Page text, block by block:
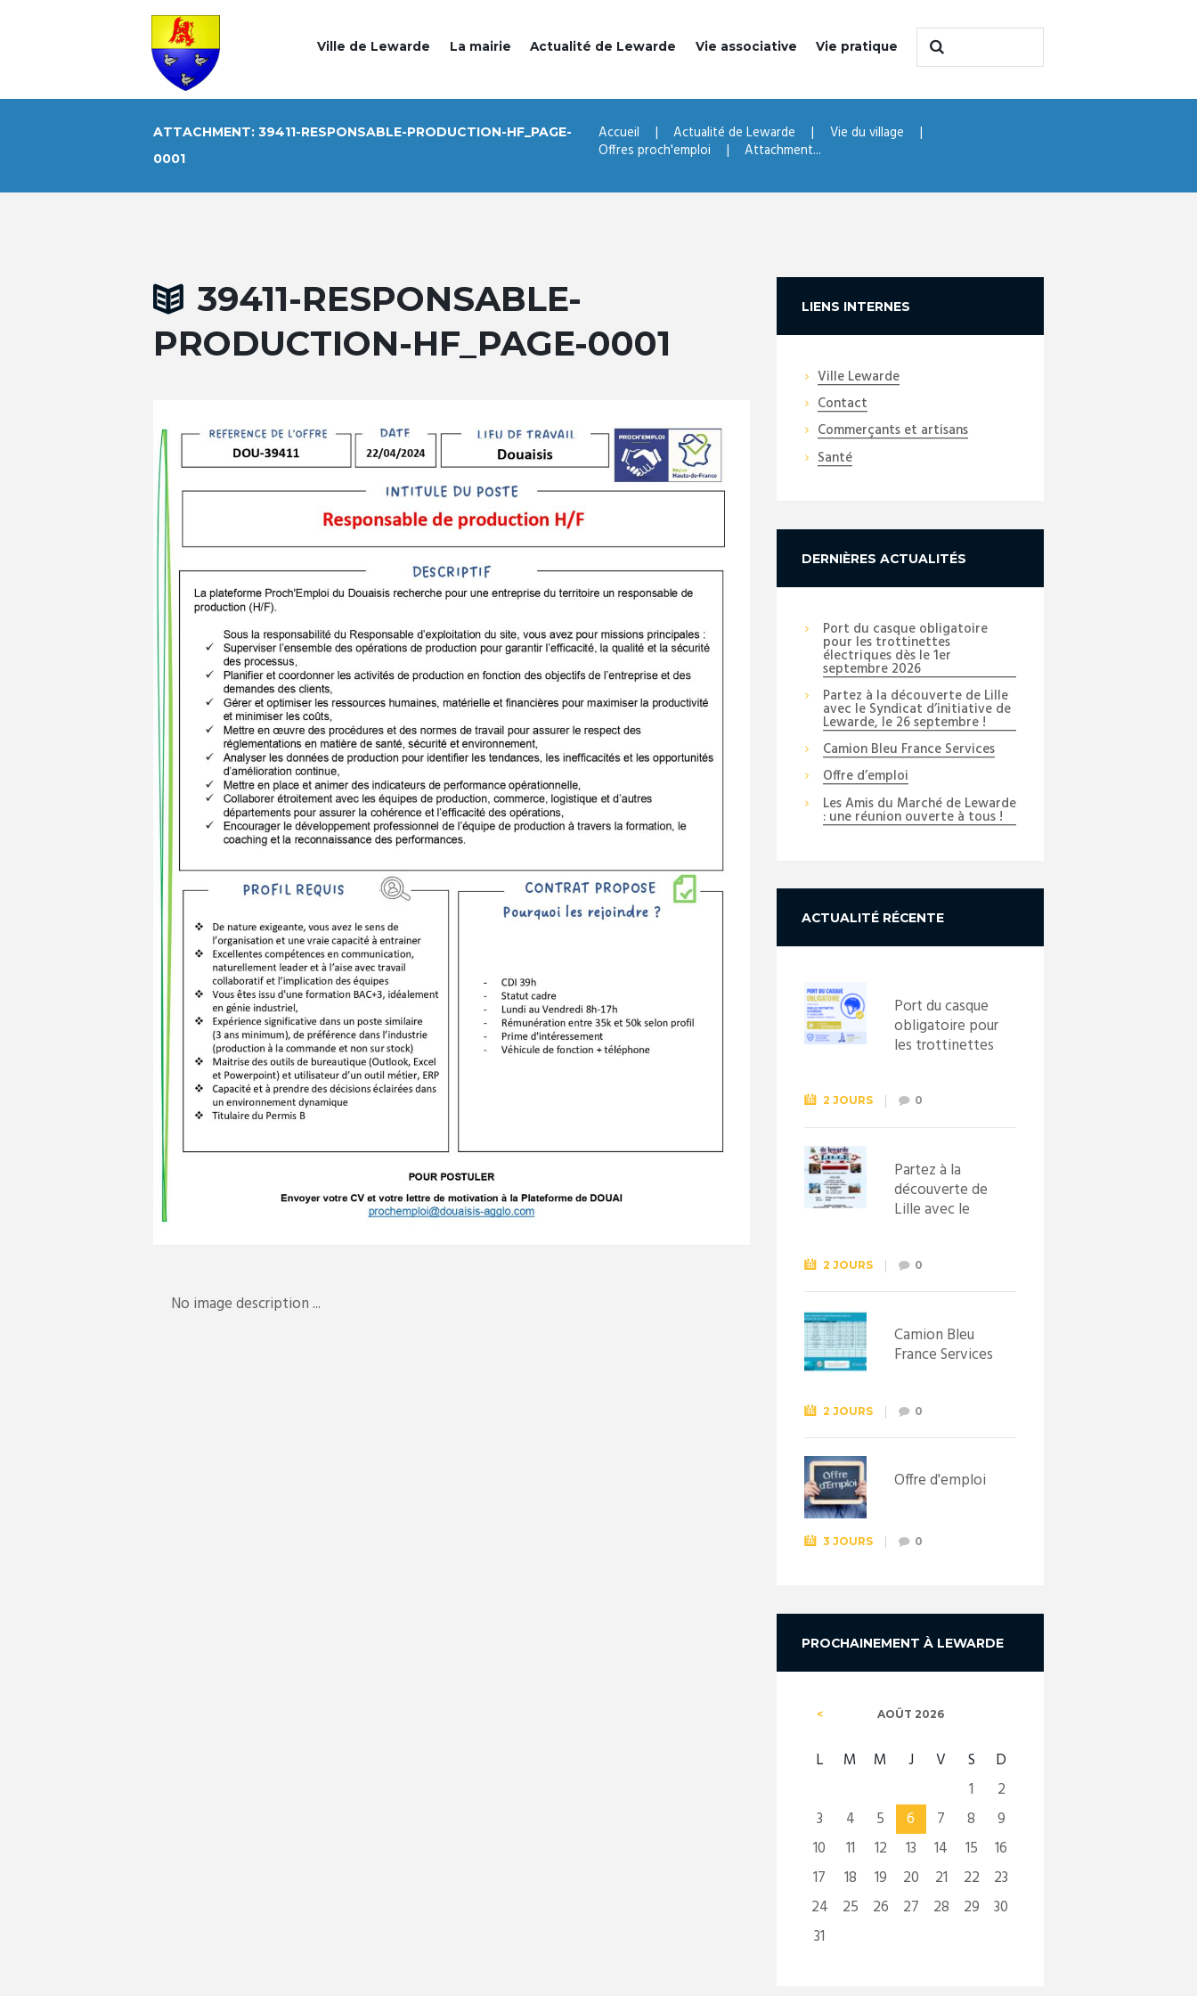
Ville de Lewarde La mairie Actualité de Lewarde Vie associative Vie pratique
ATTACHMENT: 39411-RESPONSABLE-PRODUCTION-HF_PAGE-
0001
Accueil Actualité de Lewarde
Vie du village
Offres proch'emploi
Attachment...
39411-RESPONSABLE-
PRODUCTION-HF_PAGE-0001
Next item
No image description ...
LIENS INTERNES
Ville Lewarde
Contact
Commerçants et artisans
Santé
DERNIÈRES ACTUALITÉS
Port du casque obligatoire
pour les trottinettes
électriques dès le 1er
septembre 2026
Partez à la découverte de Lille
avec le Syndicat d’initiative de
Lewarde, le 26 septembre !
Camion Bleu France Services
Offre d’emploi
Les Amis du Marché de Lewarde
: une réunion ouverte à tous !
ACTUALITÉ RÉCENTE
Port du casque
obligatoire pour
les trottinettes
septembre
2026
2 JOURS 0
Partez à la
découverte de
Lille avec le
Lewarde, le 26
septembre !
2 JOURS 0
Camion Bleu
France Services
2 JOURS 0
Offre d'emploi
3 JOURS 0
PROCHAINEMENT À LEWARDE
AOÛT 2026
L M M J V S
D
1
2
3
4 5 6 7 8
9
10
11 12 13 14 15
16
17
18 19 20 21 22
23
24
25 26 27 28 29
30
31